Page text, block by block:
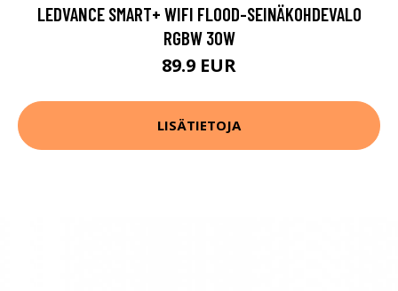
LEDVANCE SMART+ WIFI FLOOD-SEINÄKOHDEVALO
RGBW 30W
89.9 EUR
LISÄTIETOJA